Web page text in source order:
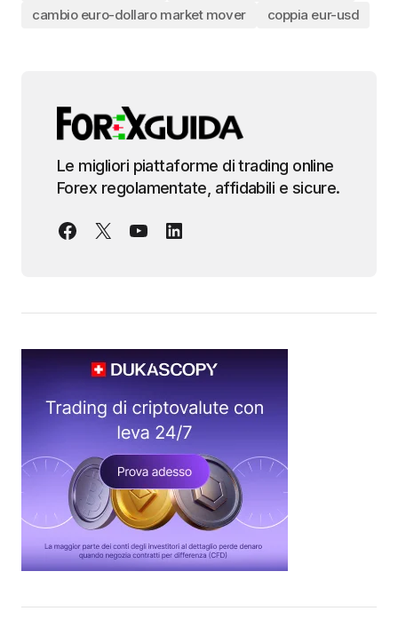
cambio euro-dollaro market mover
coppia eur-usd
Le migliori piattaforme di trading online
Forex regolamentate, affidabili e sicure.